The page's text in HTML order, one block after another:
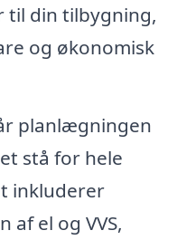
til din tilbygning,
og økonomisk
planlægningen
stå for hele
inkluderer
af el og VVS,